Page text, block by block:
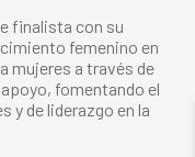
finalista con su
femenino en
mujeres a través de
fomentando el
y de liderazgo en la